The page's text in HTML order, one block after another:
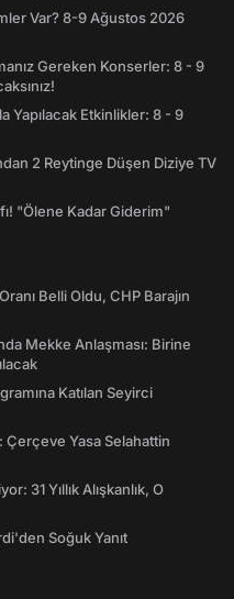
Var? 8-9 Ağustos 2026
Gereken Konserler: 8 - 9
Yapılacak Etkinlikler: 8 - 9
2 Reytinge Düşen Diziye TV
"Ölene Kadar Giderim"
Belli Oldu, CHP Barajın
Mekke Anlaşması: Birine
Katılan Seyirci
Çerçeve Yasa Selahattin
31 Yıllık Alışkanlık, O
Soğuk Yanıt